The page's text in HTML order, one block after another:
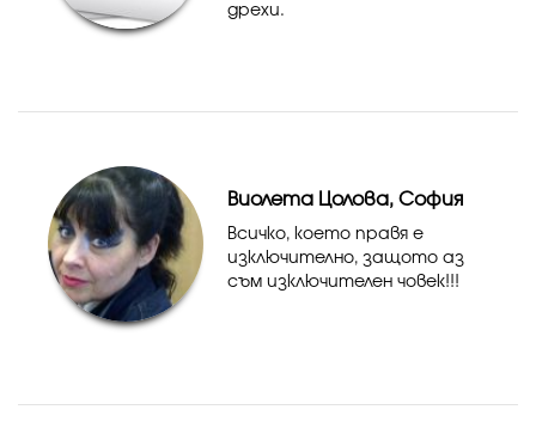
дрехи.
Виолета Цолова, София
Всичко, което правя е
изключително, защото аз
съм изключителен човек!!!